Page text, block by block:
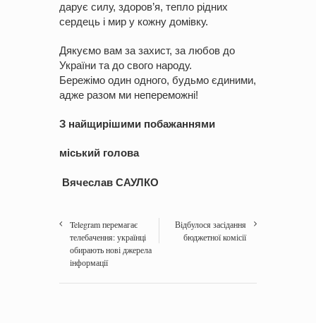
дарує силу, здоров’я, тепло рідних
сердець і мир у кожну домівку.
Дякуємо вам за захист, за любов до
України та до свого народу.
Бережімо один одного, будьмо єдиними,
адже разом ми непереможні!
З найщирішими побажаннями
міський голова
Вячеслав САУЛКО
Telegram перемагає
телебачення: українці
обирають нові джерела
інформації
Відбулося засідання
бюджетної комісії